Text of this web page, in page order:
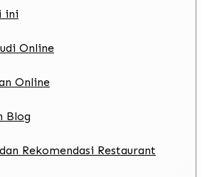
ini
Online
Online
Blog
Rekomendasi Restaurant